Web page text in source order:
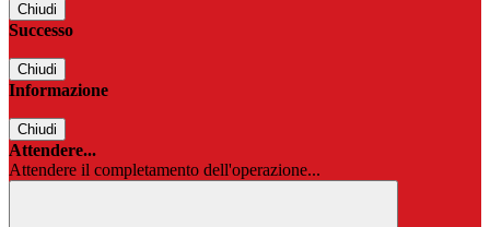
Chiudi
Successo
Chiudi
Informazione
Chiudi
Attendere...
Attendere il completamento dell'operazione...